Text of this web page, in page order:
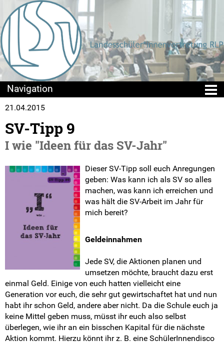
Die LSV
Positionen & Lesestoff
SV-Arbeit vor Ort
Kreis- und Stadt-SV-Arbeit
SV-Wahlen
SV-Berater*innen
SV-Erklärvideos
SV-Handbücher und Methoden-Tipps
SV-Tipps
21.04.2015
SV-Tipp 9
I wie "Ideen für das SV-Jahr"
Dieser SV-Tipp soll euch Anregungen
geben: Was kann ich als SV so alles
machen, was kann ich erreichen und
was hält die SV-Arbeit im Jahr für
mich bereit?
Geldeinnahmen
Jede SV, die Aktionen planen und
umsetzen möchte, braucht dazu erst
einmal Geld. Einige von euch hatten vielleicht eine
Generation vor euch, die sehr gut gewirtschaftet hat und nun
habt ihr schon Geld, andere aber nicht. Da die Schule euch ja
keine Mittel geben muss, müsst ihr euch also selbst
überlegen, wie ihr an ein bisschen Kapital für die nächste
Aktion kommt. Hierzu könnt ihr z. B. eine SchülerInnendisco